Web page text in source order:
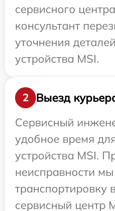
сервисного
консультант
уточнения
устройства MSI.
2
Выезд
Сервисный
удобное время
устройства MSI.
неисправности
транспортировку
сервисный центр